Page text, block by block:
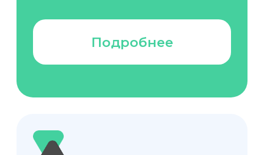
Подробнее